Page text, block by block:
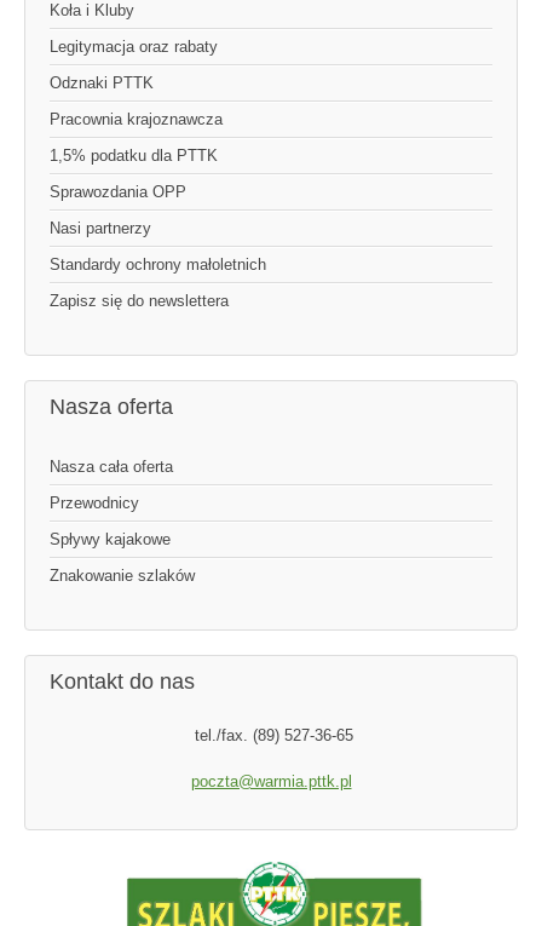
Koła i Kluby
Legitymacja oraz rabaty
Odznaki PTTK
Pracownia krajoznawcza
1,5% podatku dla PTTK
Sprawozdania OPP
Nasi partnerzy
Standardy ochrony małoletnich
Zapisz się do newslettera
Nasza oferta
Nasza cała oferta
Przewodnicy
Spływy kajakowe
Znakowanie szlaków
Kontakt do nas
tel./fax. (89) 527-36-65
poczta@warmia.pttk.pl